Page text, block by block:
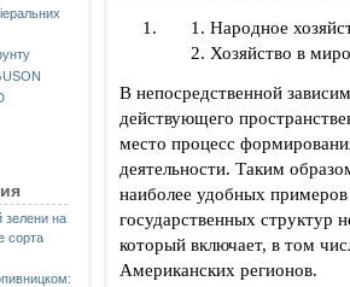
зелени на
сорта
Народное
Хозяйство в
В непосредственной
действующего
место процесс
деятельности. Таким
наиболее удобных
государственных структур
который включает, в том
Американских регионов.